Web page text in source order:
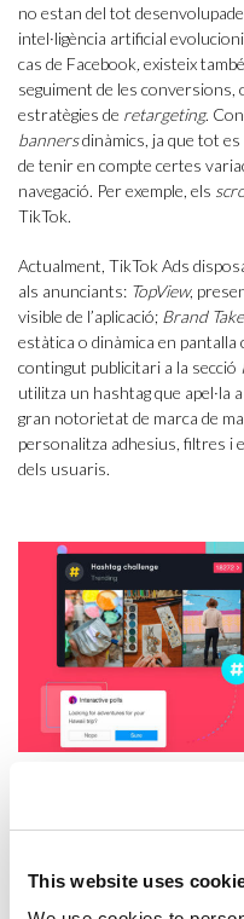
This website uses
no estan del tot
intel·ligència artificial
cas de Facebook existeix
seguiment de les
estratègies de retargeting.
bannersdinàmics, ja que tot
de tenir en compte certes
navegació. Per exemple, els
TikTok.
Actualment, TikTok Ads
als anunciants: TopView,
visible de l’aplicació; Brand
estàtica o dinàmica en pantalla
contingut publicitari a la secció
utilitza un hashtag que apel·la
gran notorietat de marca de
personalitza adhesius, filtres i
dels usuaris.
TikTok no val per a tothom.